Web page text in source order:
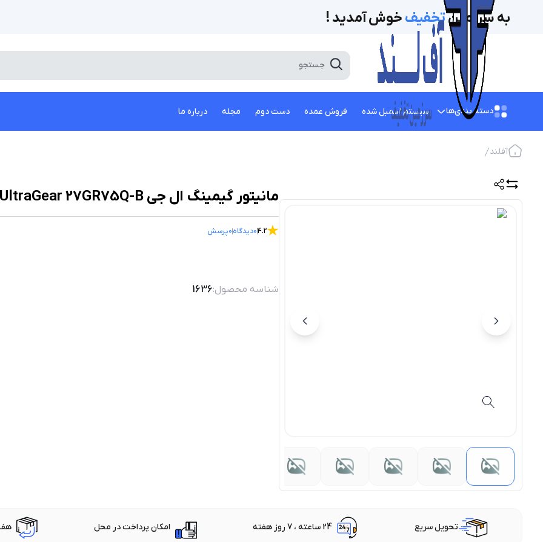
به سرزمینتخفیف‌ خوش آمدید !
دسته بندی‌ها سیستم اسمبل شده فروش عمده دست دوم مجله درباره ما
آفلند
مانیتور گیمینگ ال جی UltraGear 27GR75Q-B سایز 27 اینچ
4.2
0دیدگاه0پرسش
شناسه محصول:1636
تحویل سریع 24 ساعته ، 7 روز هفته امکان پرداخت در محل